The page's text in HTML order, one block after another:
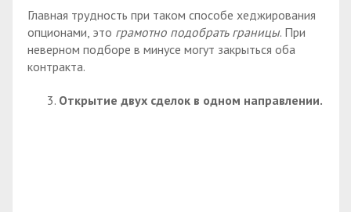
Главная трудность при таком способе хеджирования
опционами, это грамотно подобрать границы. При
неверном подборе в минусе могут закрыться оба
контракта.
Открытие двух сделок в одном направлении.